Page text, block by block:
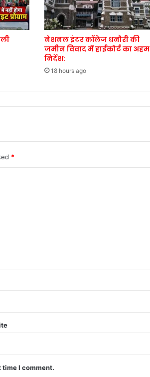
नेशनल इंटर कॉलेज धनौरी की
जमीन विवाद में हाईकोर्ट का अहम
निर्देश:
18 hours ago
*
time I comment.